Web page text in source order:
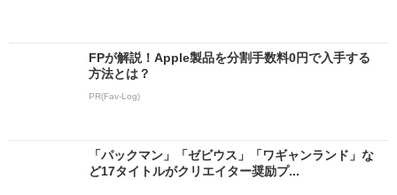
FPが解説！Apple製品を分割手数料0円で入手する
方法とは？
PR(Fav-Log)
「パックマン」「ゼビウス」「ワギャンランド」な
ど17タイトルがクリエイター奨励プ...